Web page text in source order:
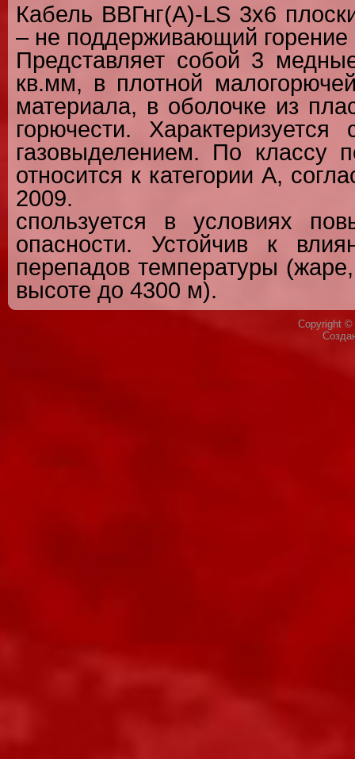
Кабель ВВГнг(А)-LS 3х6
– не поддерживающий горение
Представляет собой 3
кв.мм, в плотной
материала, в оболочке из
горючести.
газовыделением. По классу
относится к категории А,
2009.
спользуется в условиях
опасности. Устойчив к
перепадов температуры
высоте до 4300 м).
Copyright